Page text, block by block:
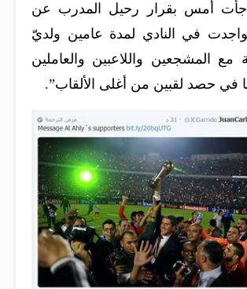
أمس بقرار رحيل المدرب عن
تواجدت في النادي لمدة عامين ولديّ
مع المشجعين واللاعبين والعاملين
في حصد لقبين من أغلى الألقاب”.